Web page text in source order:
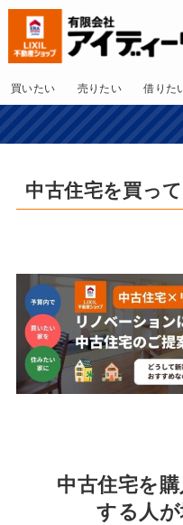
買いたい 売りたい 借りた
中古住宅を買っ
中古住宅を
する人